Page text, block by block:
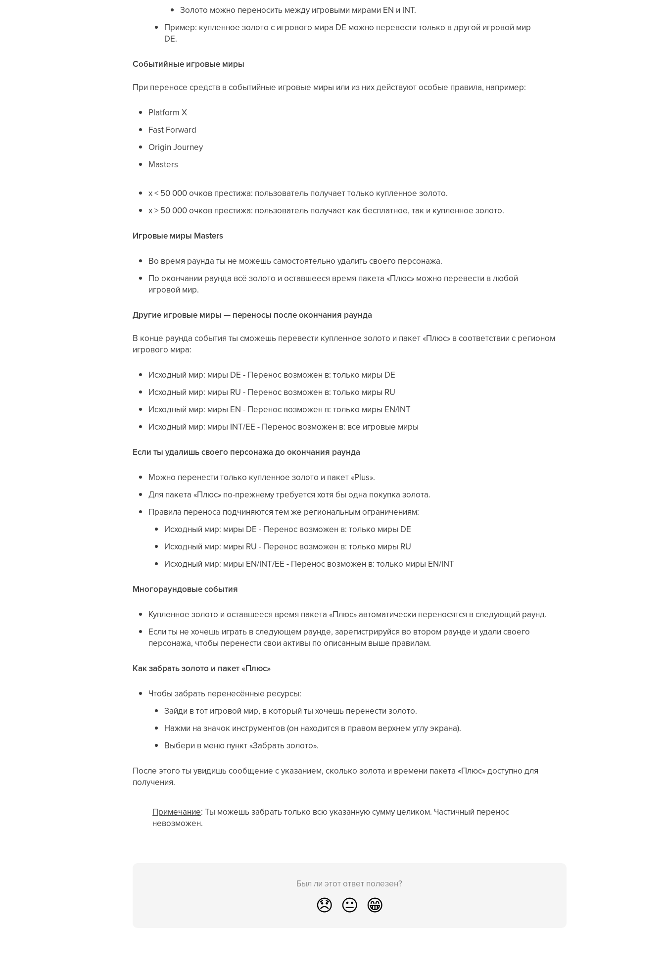
Золото можно переносить между игровыми мирами EN и INT.
Пример: купленное золото с игрового мира DE можно перевести только в другой игровой мир
DE.
Событийные игровые миры
При переносе средств в событийные игровые миры или из них действуют особые правила, например:
Platform X
Fast Forward
Origin Journey
Masters
x < 50 000 очков престижа: пользователь получает только купленное золото.
x > 50 000 очков престижа: пользователь получает как бесплатное, так и купленное золото.
Игровые миры Masters
Во время раунда ты не можешь самостоятельно удалить своего персонажа.
По окончании раунда всё золото и оставшееся время пакета «Плюс» можно перевести в любой
игровой мир.
Другие игровые миры — переносы после окончания раунда
В конце раунда события ты сможешь перевести купленное золото и пакет «Плюс» в соответствии с регионом
игрового мира:
Исходный мир: миры DE - Перенос возможен в: только миры DE
Исходный мир: миры RU - Перенос возможен в: только миры RU
Исходный мир: миры EN - Перенос возможен в: только миры EN/INT
Исходный мир: миры INT/EE - Перенос возможен в: все игровые миры
Если ты удалишь своего персонажа до окончания раунда
Можно перенести только купленное золото и пакет «Plus».
Для пакета «Плюс» по-прежнему требуется хотя бы одна покупка золота.
Правила переноса подчиняются тем же региональным ограничениям:
Исходный мир: миры DE - Перенос возможен в: только миры DE
Исходный мир: миры RU - Перенос возможен в: только миры RU
Исходный мир: миры EN/INT/EE - Перенос возможен в: только миры EN/INT
Многораундовые события
Купленное золото и оставшееся время пакета «Плюс» автоматически переносятся в следующий раунд.
Если ты не хочешь играть в следующем раунде, зарегистрируйся во втором раунде и удали своего
персонажа, чтобы перенести свои активы по описанным выше правилам.
Как забрать золото и пакет «Плюс»
Чтобы забрать перенесённые ресурсы:
Зайди в тот игровой мир, в который ты хочешь перенести золото.
Нажми на значок инструментов (он находится в правом верхнем углу экрана).
Выбери в меню пункт «Забрать золото».
После этого ты увидишь сообщение с указанием, сколько золота и времени пакета «Плюс» доступно для
получения.
Примечание: Ты можешь забрать только всю указанную сумму целиком. Частичный перенос
невозможен.
Был ли этот ответ полезен?
😞 😐 😁